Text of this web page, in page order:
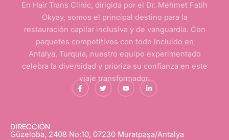
En Hair Trans Clinic, dirigida por el Dr. Mehmet Fatih
Okyay, somos el principal destino para la
restauración capilar inclusiva y de vanguardia. Con
paquetes competitivos con todo incluido en
Antalya, Turquía, nuestro equipo experimentado
celebra la diversidad y prioriza su confianza en este
viaje transformador.
f
a
c
-
G
o
r
Y
o
u
L
i
n
DIRECCIÓN
Güzeloba, 2408 No:10, 07230 Muratpaşa/Antalya